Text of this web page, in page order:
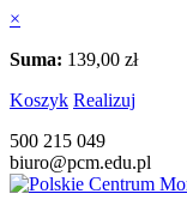
×
Suma: 139,00 zł
Koszyk Realizuj
500 215 049
biuro@pcm.edu.pl